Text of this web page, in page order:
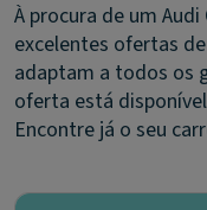
À procura de um
excelentes ofertas
adaptam a todos os
oferta está
Encontre já o seu